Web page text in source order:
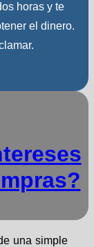
horas y te
el dinero.
una simple